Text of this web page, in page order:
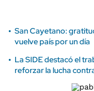
San Cayetano:
vuelve país por un día
La SIDE destacó el
reforzar la lucha